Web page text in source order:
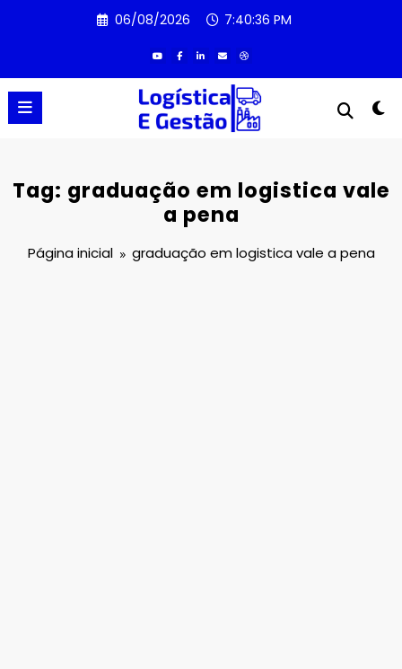
06/08/2026 7:40:36 PM
Tag: graduação em logistica vale
a pena
Página inicial graduação em logistica vale a pena